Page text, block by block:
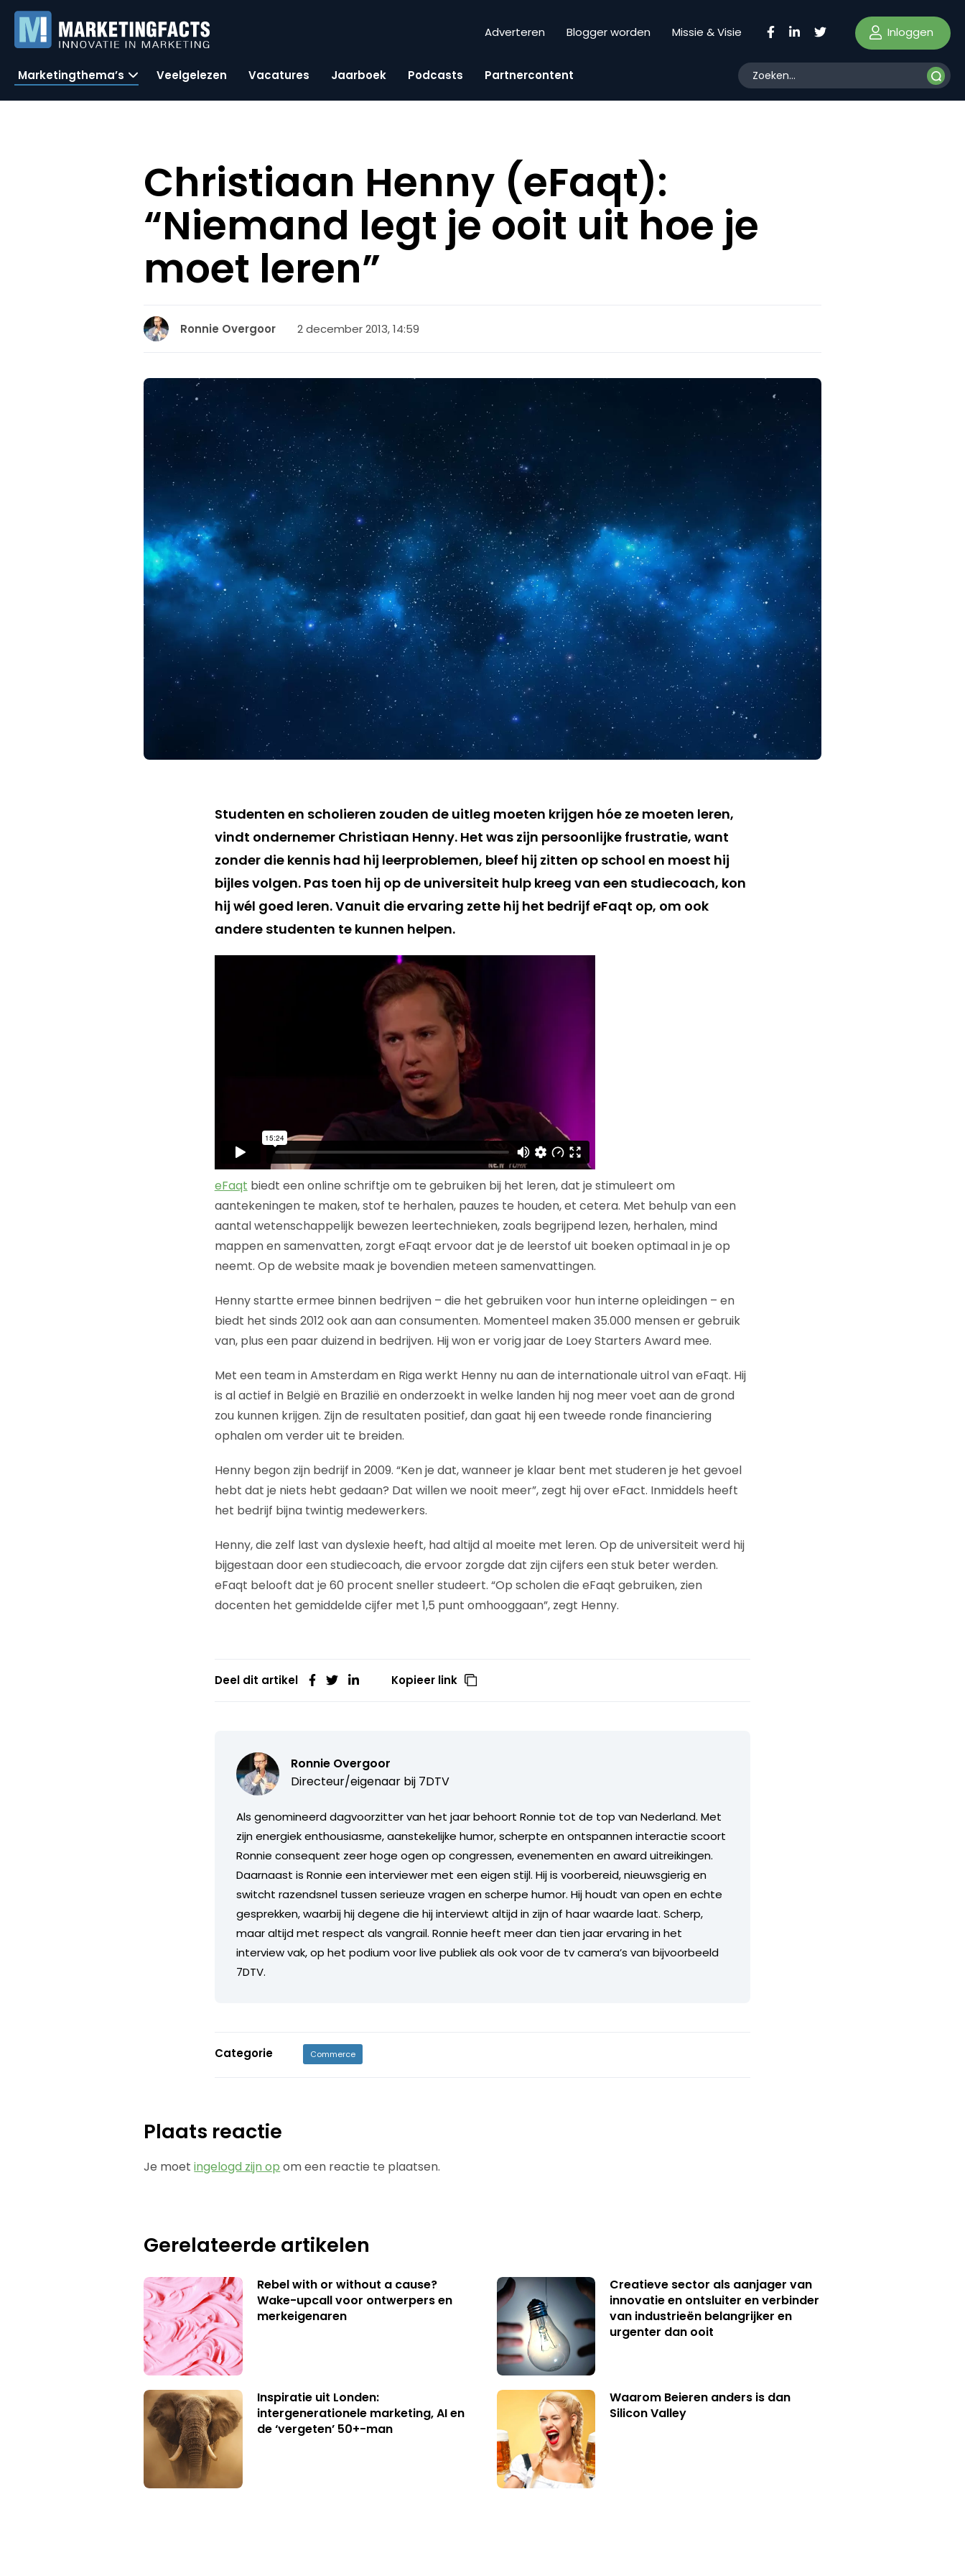
Adverteren Blogger worden Missie & Visie Inloggen
Marketingthema’s Veelgelezen Vacatures Jaarboek Podcasts Partnercontent
Christiaan Henny (eFaqt):
“Niemand legt je ooit uit hoe je
moet leren”
Ronnie Overgoor 2 december 2013, 14:59
Studenten en scholieren zouden de uitleg moeten krijgen hóe ze moeten leren,
vindt ondernemer Christiaan Henny. Het was zijn persoonlijke frustratie, want
zonder die kennis had hij leerproblemen, bleef hij zitten op school en moest hij
bijles volgen. Pas toen hij op de universiteit hulp kreeg van een studiecoach, kon
hij wél goed leren. Vanuit die ervaring zette hij het bedrijf eFaqt op, om ook
andere studenten te kunnen helpen.
eFaqt biedt een online schriftje om te gebruiken bij het leren, dat je stimuleert om
aantekeningen te maken, stof te herhalen, pauzes te houden, et cetera. Met behulp van een
aantal wetenschappelijk bewezen leertechnieken, zoals begrijpend lezen, herhalen, mind
mappen en samenvatten, zorgt eFaqt ervoor dat je de leerstof uit boeken optimaal in je op
neemt. Op de website maak je bovendien meteen samenvattingen.
Henny startte ermee binnen bedrijven – die het gebruiken voor hun interne opleidingen – en
biedt het sinds 2012 ook aan aan consumenten. Momenteel maken 35.000 mensen er gebruik
van, plus een paar duizend in bedrijven. Hij won er vorig jaar de Loey Starters Award mee.
Met een team in Amsterdam en Riga werkt Henny nu aan de internationale uitrol van eFaqt. Hij
is al actief in België en Brazilië en onderzoekt in welke landen hij nog meer voet aan de grond
zou kunnen krijgen. Zijn de resultaten positief, dan gaat hij een tweede ronde financiering
ophalen om verder uit te breiden.
Henny begon zijn bedrijf in 2009. “Ken je dat, wanneer je klaar bent met studeren je het gevoel
hebt dat je niets hebt gedaan? Dat willen we nooit meer”, zegt hij over eFact. Inmiddels heeft
het bedrijf bijna twintig medewerkers.
Henny, die zelf last van dyslexie heeft, had altijd al moeite met leren. Op de universiteit werd hij
bijgestaan door een studiecoach, die ervoor zorgde dat zijn cijfers een stuk beter werden.
eFaqt belooft dat je 60 procent sneller studeert. “Op scholen die eFaqt gebruiken, zien
docenten het gemiddelde cijfer met 1,5 punt omhooggaan”, zegt Henny.
Deel dit artikel Kopieer link
Ronnie Overgoor
Directeur/eigenaar bij 7DTV
Als genomineerd dagvoorzitter van het jaar behoort Ronnie tot de top van Nederland. Met
zijn energiek enthousiasme, aanstekelijke humor, scherpte en ontspannen interactie scoort
Ronnie consequent zeer hoge ogen op congressen, evenementen en award uitreikingen.
Daarnaast is Ronnie een interviewer met een eigen stijl. Hij is voorbereid, nieuwsgierig en
switcht razendsnel tussen serieuze vragen en scherpe humor. Hij houdt van open en echte
gesprekken, waarbij hij degene die hij interviewt altijd in zijn of haar waarde laat. Scherp,
maar altijd met respect als vangrail. Ronnie heeft meer dan tien jaar ervaring in het
interview vak, op het podium voor live publiek als ook voor de tv camera’s van bijvoorbeeld
7DTV.
Categorie Commerce
Plaats reactie
Je moetingelogd zijn op om een reactie te plaatsen.
Gerelateerde artikelen
Rebel with or without a cause?
Wake-upcall voor ontwerpers en
merkeigenaren
Creatieve sector als aanjager van
innovatie en ontsluiter en verbinder
van industrieën belangrijker en
urgenter dan ooit
Inspiratie uit Londen:
intergenerationele marketing, AI en
de ‘vergeten’ 50+-man
Waarom Beieren anders is dan
Silicon Valley